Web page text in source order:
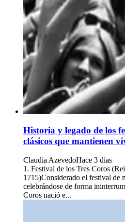
Historia y legado de los
clásicos que mantienen
Claudia AzevedoHace 3 días
1. Festival de los Tres Coros
1715)Considerado el festival de
celebrándose de forma
Coros nació e...